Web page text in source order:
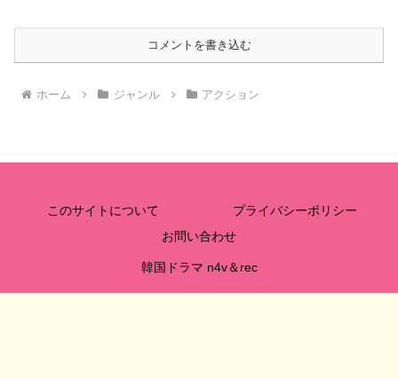
コメントを書き込む
ホーム ジャンル アクション
このサイトについて
プライバシーポリシー
お問い合わせ
韓国ドラマ n4v＆rec